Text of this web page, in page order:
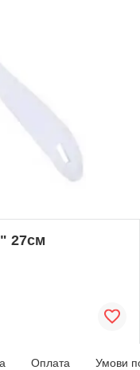
27см
Оплата Умови